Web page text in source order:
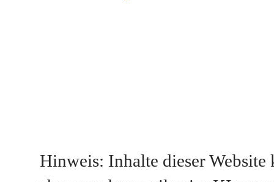
Hinweis: Inhalte dieser Website